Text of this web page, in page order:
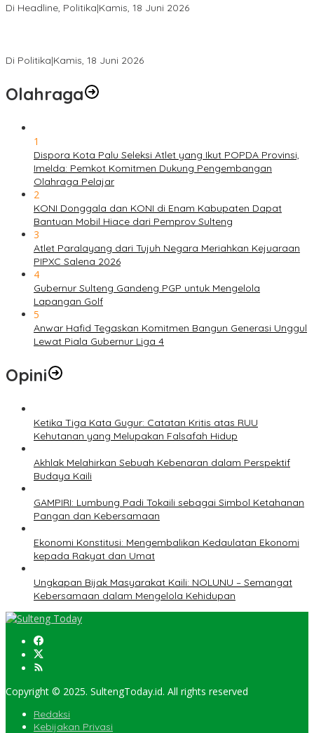
Di Headline, Politika|Kamis, 18 Juni 2026
Di Politika|Kamis, 18 Juni 2026
Olahraga
1
Dispora Kota Palu Seleksi Atlet yang Ikut POPDA Provinsi,
Imelda: Pemkot Komitmen Dukung Pengembangan
Olahraga Pelajar
2
KONI Donggala dan KONI di Enam Kabupaten Dapat
Bantuan Mobil Hiace dari Pemprov Sulteng
3
Atlet Paralayang dari Tujuh Negara Meriahkan Kejuaraan
PIPXC Salena 2026
4
Gubernur Sulteng Gandeng PGP untuk Mengelola
Lapangan Golf
5
Anwar Hafid Tegaskan Komitmen Bangun Generasi Unggul
Lewat Piala Gubernur Liga 4
Opini
Ketika Tiga Kata Gugur: Catatan Kritis atas RUU
Kehutanan yang Melupakan Falsafah Hidup
Akhlak Melahirkan Sebuah Kebenaran dalam Perspektif
Budaya Kaili
GAMPIRI: Lumbung Padi Tokaili sebagai Simbol Ketahanan
Pangan dan Kebersamaan
Ekonomi Konstitusi: Mengembalikan Kedaulatan Ekonomi
kepada Rakyat dan Umat
Ungkapan Bijak Masyarakat Kaili: NOLUNU – Semangat
Kebersamaan dalam Mengelola Kehidupan
Copyright © 2025. SultengToday.id. All rights reserved
Redaksi
Kebijakan Privasi